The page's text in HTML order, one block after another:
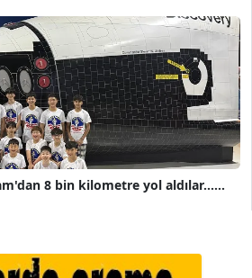
8 bin kilometre yol aldılar......